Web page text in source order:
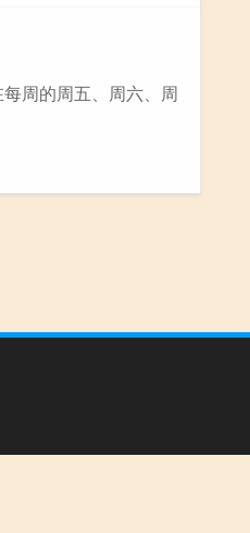
周的周五、周六、周